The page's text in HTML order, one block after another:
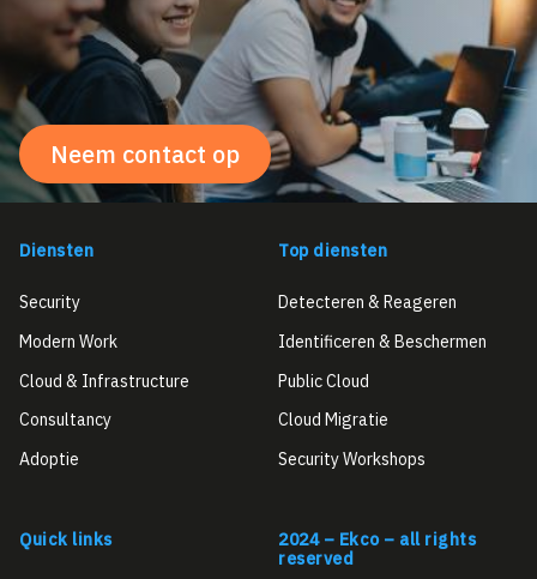
Neem contact op
Diensten
Security
Modern Work
Cloud & Infrastructure
Consultancy
Adoptie
Top diensten
Detecteren & Reageren
Identificeren & Beschermen
Public Cloud
Cloud Migratie
Security Workshops
Quick links
2024 – Ekco – all rights
reserved